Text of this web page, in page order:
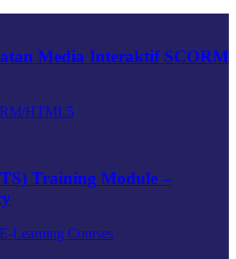
Media Interaktif SCORM
HTML5
Training Module –
Learning Courses